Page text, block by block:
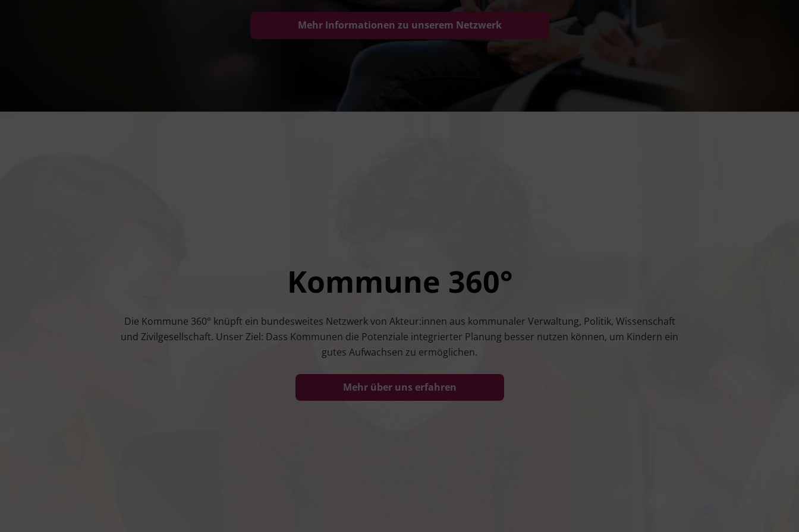
Mehr Informationen zu unserem Netzwerk
Kommune 360°
Die Kom­mu­ne 360° knüpft ein bun­des­wei­tes Netz­werk von Akteur:innen aus kom­mu­na­ler Ver­wal­tung, Poli­tik, Wis­sen­schaft
und Zivil­ge­sell­schaft. Unser Ziel: Dass Kom­mu­nen die Poten­zia­le inte­grier­ter Pla­nung bes­ser nut­zen kön­nen, um Kin­dern ein
gutes Auf­wach­sen zu ermöglichen.
Mehr über uns erfahren